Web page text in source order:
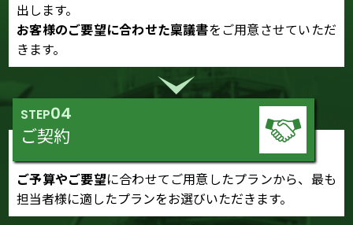
出します。
お客様のご要望に合わせた稟議書をご用意させていただ
きます。
STEP04
ご契約
ご予算やご要望に合わせてご用意したプランから、最も
担当者様に適したプランをお選びいただきます。